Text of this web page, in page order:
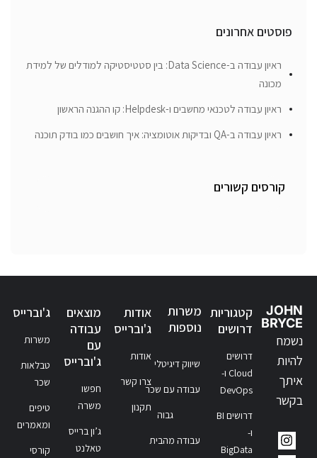
פוסטים אחרונים
ראיון עבודה ב-Data Science: בין סטטיסטיקה למודלים של למידת
מכונה
ראיון עבודה לטכנאי מחשבים ו-Helpdesk: קו ההגנה הראשון
ראיון עבודה ב-QA ובדיקות אוטומציה: איך חושבים כמו בודק תוכנה
קורסים קשורים
JOHN
BRYCE
נשמח
להיות
איתך
בקשר
קטגוריות
דרושים
דרושים
Cloud ו-
DevOps
דרושים BI
ו-
BigData
משרות
נוספות
שיווק דיגיטלי
עבודה עם שכר
גבוה
עבודה מהבית
אודות
ג'וברייס
אודות
צרו קשר
תקנון
מוצאים
עבודה
עם
ג'וברייס
חפשו
משרה
ג’ון ברייס
טאלנט
ג'וברייס
משרות
טבלאות
שכר
טיפים
ומאמרים
קורסי